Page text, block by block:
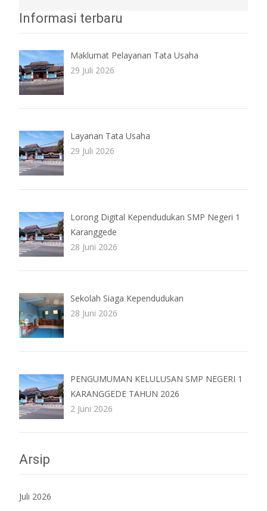
Informasi terbaru
Maklumat Pelayanan Tata Usaha
29 Juli 2026
Layanan Tata Usaha
29 Juli 2026
Lorong Digital Kependudukan SMP Negeri 1
Karanggede
28 Juni 2026
Sekolah Siaga Kependudukan
28 Juni 2026
PENGUMUMAN KELULUSAN SMP NEGERI 1
KARANGGEDE TAHUN 2026
2 Juni 2026
Arsip
Juli 2026